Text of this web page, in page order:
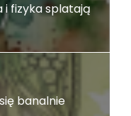
i fizyka splatają
banalnie